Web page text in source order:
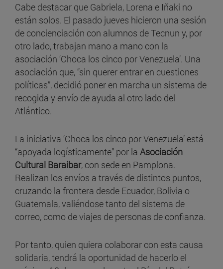
Cabe destacar que Gabriela, Lorena e Iñaki no
están solos. El pasado jueves hicieron una sesión
de concienciación con alumnos de Tecnun y, por
otro lado, trabajan mano a mano con la
asociación ‘Choca los cinco por Venezuela’. Una
asociación que, “sin querer entrar en cuestiones
políticas”, decidió poner en marcha un sistema de
recogida y envío de ayuda al otro lado del
Atlántico.
La iniciativa ‘Choca los cinco por Venezuela’ está
“apoyada logísticamente” por la Asociación
Cultural Baraibar, con sede en Pamplona.
Realizan los envíos a través de distintos puntos,
cruzando la frontera desde Ecuador, Bolivia o
Guatemala, valiéndose tanto del sistema de
correo, como de viajes de personas de confianza.
Por tanto, quien quiera colaborar con esta causa
solidaria, tendrá la oportunidad de hacerlo el